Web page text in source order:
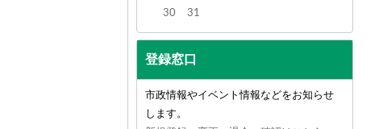
30 31
登録窓口
市政情報やイベント情報などをお知らせ
します。